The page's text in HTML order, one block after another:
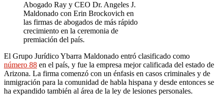
Abogado Ray y CEO Dr. Angeles J.
Maldonado con Erin Brockovich en
las firmas de abogados de más rápido
crecimiento en la ceremonia de
premiación del país.
El Grupo Jurídico Ybarra Maldonado entró clasificado como
número 88 en el país, y fue la empresa mejor calificada del estado de
Arizona. La firma comenzó con un énfasis en casos criminales y de
inmigración para la comunidad de habla hispana y desde entonces se
ha expandido también al área de la ley de lesiones personales.